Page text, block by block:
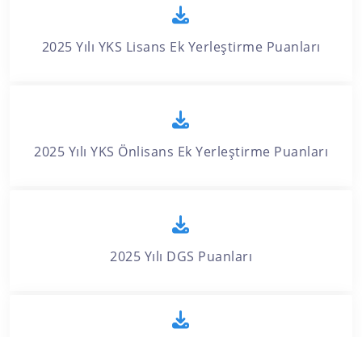
2025 Yılı YKS Lisans Ek Yerleştirme Puanları
2025 Yılı YKS Önlisans Ek Yerleştirme Puanları
2025 Yılı DGS Puanları